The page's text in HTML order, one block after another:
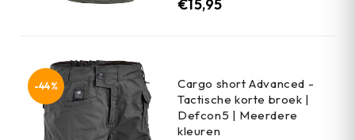
€15,95
-44%
Cargo short Advanced -
Tactische korte broek |
Defcon5 | Meerdere
kleuren